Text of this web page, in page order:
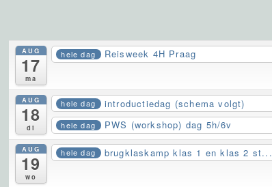
AUG
17
ma
hele dag Reisweek 4H Praag
AUG
18
di
hele dag introductiedag (schema volgt)
hele dag PWS (workshop) dag 5h/6v
AUG
19
wo
hele dag brugklaskamp klas 1 en klas 2 st...